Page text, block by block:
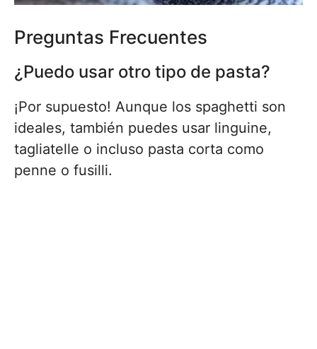
Preguntas Frecuentes
¿Puedo usar otro tipo de pasta?
¡Por supuesto! Aunque los spaghetti son
ideales, también puedes usar linguine,
tagliatelle o incluso pasta corta como
penne o fusilli.